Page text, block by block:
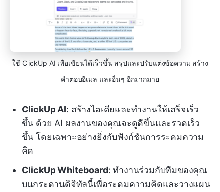
ใช้ ClickUp AI เพื่อเขียนได้เร็วขึ้น สรุปและปรับแต่งข้อความ สร้าง
คำตอบอีเมล และอื่นๆ อีกมากมาย
ClickUp AI: สร้างไอเดียและทำงานให้เสร็จเร็ว
ขึ้น ด้วย AI ผลงานของคุณจะดูดีขึ้นและรวดเร็ว
ขึ้น โดยเฉพาะอย่างยิ่งกับฟังก์ชันการระดมความ
คิด
ClickUp Whiteboard: ทำงานร่วมกับทีมของคุณ
บนกระดานดิจิทัลนี้เพื่อระดมความคิดและวางแผน